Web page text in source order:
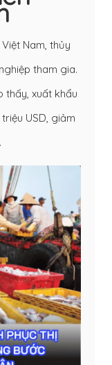
Nam, thủy
tham gia.
thấy, xuất khẩu
USD, giảm